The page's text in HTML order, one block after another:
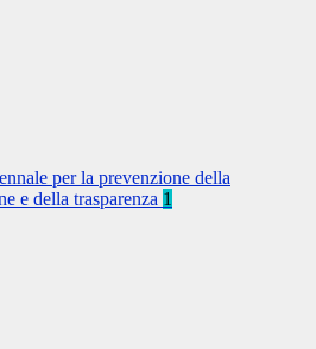
per la prevenzione della
e della trasparenza 1